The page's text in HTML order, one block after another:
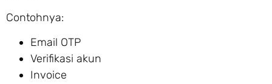
Contohnya:
Email OTP
Verifikasi akun
Invoice